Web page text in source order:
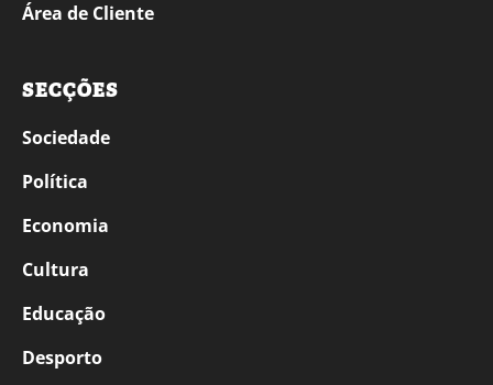
Área de Cliente
SECÇÕES
Sociedade
Política
Economia
Cultura
Educação
Desporto